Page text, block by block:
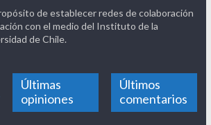
de establecer redes de colaboración
con el medio del Instituto de la
de Chile.
Últimas
opiniones
Últimos
comentarios